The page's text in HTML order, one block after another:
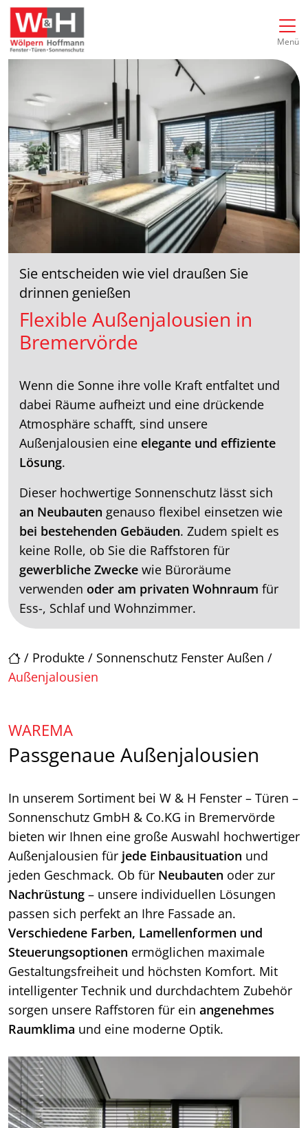
zur Top-Navigation
zur Hauptnavigation
Inhalt springen
zum Footer
Hauptnavigation
Menü
/ Produkte / Sonnenschutz Fenster Außen /
Außenjalousien
Sie entscheiden wie viel draußen Sie
drinnen genießen
Flexible Außenjalousien in
Bremervörde
Wenn die Sonne ihre volle Kraft entfaltet und
dabei Räume aufheizt und eine drückende
Atmosphäre schafft, sind unsere
Außenjalousien eine elegante und effiziente
Lösung.
Dieser hochwertige Sonnenschutz lässt sich
an Neubauten genauso flexibel einsetzen wie
bei bestehenden Gebäuden. Zudem spielt es
keine Rolle, ob Sie die Raffstoren für
gewerbliche Zwecke wie Büroräume
verwenden oder am privaten Wohnraum für
Ess-, Schlaf und Wohnzimmer.
WAREMA
Passgenaue Außenjalousien
In unserem Sortiment bei W & H Fenster – Türen –
Sonnenschutz GmbH & Co.KG in Bremervörde
bieten wir Ihnen eine große Auswahl hochwertiger
Außenjalousien für jede Einbausituation und
jeden Geschmack. Ob für Neubauten oder zur
Nachrüstung – unsere individuellen Lösungen
passen sich perfekt an Ihre Fassade an.
Verschiedene Farben, Lamellenformen und
Steuerungsoptionen ermöglichen maximale
Gestaltungsfreiheit und höchsten Komfort. Mit
intelligenter Technik und durchdachtem Zubehör
sorgen unsere Raffstoren für ein angenehmes
Raumklima und eine moderne Optik.